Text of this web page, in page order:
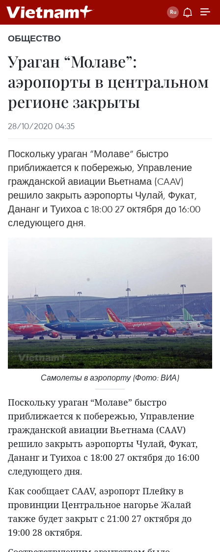
ОБЩЕСТВО
Ураган “Молаве”:
аэропорты в центральном
регионе закрыты
28/10/2020 04:35
Поскольку ураган “Молаве” быстро
приближается к побережью, Управление
гражданской авиации Вьетнама (CAAV)
решило закрыть аэропорты Чулай, Фукат,
Дананг и Туихоа с 18:00 27 октября до 16:00
следующего дня.
Самолеты в аэропорту (Фото: ВИА)
Поскольку ураган “Молаве” быстро
приближается к побережью, Управление
гражданской авиации Вьетнама (CAAV)
решило закрыть аэропорты Чулай, Фукат,
Дананг и Туихоа с 18:00 27 октября до 16:00
следующего дня.
Как сообщает CAAV, аэропорт Плейку в
провинции Центральное нагорье Жалай
также будет закрыт с 21:00 27 октября до
19:00 28 октября.